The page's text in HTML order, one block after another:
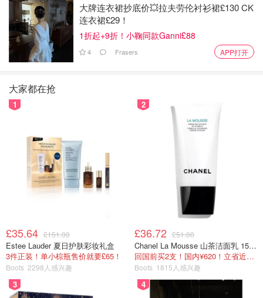
大牌连衣裙抄底价💥拉夫劳伦衬衫裙£130 CK
连衣裙£29！
1折起+9折！小鞠同款Ganni£88
4 Frasers APP打开
大家都在抢
1
£35.64 £151.00
Estee Lauder 夏日护肤彩妆礼盒
3件正装！单小棕瓶售价就要£65！
Boots 2298人感兴趣
2
£36.72 £51.00
Chanel La Mousse 山茶洁面乳 150ml
回国前买2支！国内¥620！立省近一半！
Boots 1815人感兴趣
3 4